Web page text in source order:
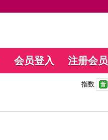
会员登入 注册会员
指数